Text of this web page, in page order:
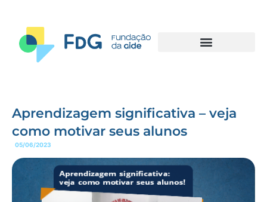
Aprendizagem significativa – veja
como motivar seus alunos
05/06/2023